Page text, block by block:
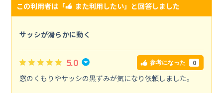
この利用者は「 また利用したい」と回答しました
サッシが滑らかに動く
5.0 参考になった 0
窓のくもりやサッシの黒ずみが気になり依頼しました。